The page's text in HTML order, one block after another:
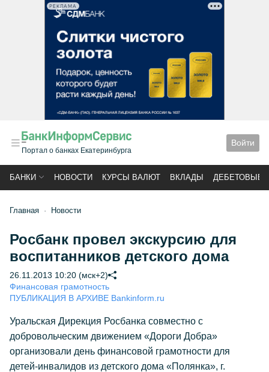
РЕКЛАМА
Портал о банках Екатеринбурга
Войти
БАНКИ НОВОСТИ КУРСЫ ВАЛЮТ ВКЛАДЫ ДЕБЕТОВЫЕ
Главная Новости
Росбанк провел экскурсию для
воспитанников детского дома
26.11.2013 10:20 (мск+2)
Финансовая грамотность
ПУБЛИКАЦИЯ В АРХИВЕ Bankinform.ru
Уральская Дирекция Росбанка совместно с
добровольческим движением «Дороги Добра»
организовали день финансовой грамотности для
детей-инвалидов из детского дома «Полянка», г.